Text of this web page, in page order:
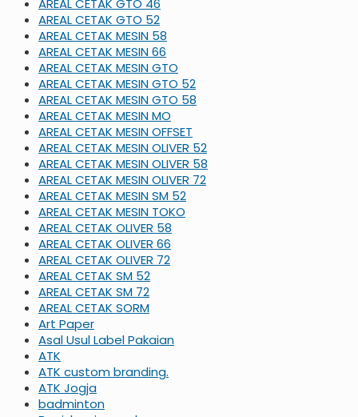
AREAL CETAK GTO 46
AREAL CETAK GTO 52
AREAL CETAK MESIN 58
AREAL CETAK MESIN 66
AREAL CETAK MESIN GTO
AREAL CETAK MESIN GTO 52
AREAL CETAK MESIN GTO 58
AREAL CETAK MESIN MO
AREAL CETAK MESIN OFFSET
AREAL CETAK MESIN OLIVER 52
AREAL CETAK MESIN OLIVER 58
AREAL CETAK MESIN OLIVER 72
AREAL CETAK MESIN SM 52
AREAL CETAK MESIN TOKO
AREAL CETAK OLIVER 58
AREAL CETAK OLIVER 66
AREAL CETAK OLIVER 72
AREAL CETAK SM 52
AREAL CETAK SM 72
AREAL CETAK SORM
Art Paper
Asal Usul Label Pakaian
ATK
ATK custom branding.
ATK Jogja
badminton